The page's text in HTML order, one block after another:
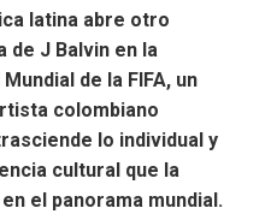
latina abre otro
de J Balvin en la
de la FIFA, un
colombiano
lo individual y
cultural que la
el panorama mundial.